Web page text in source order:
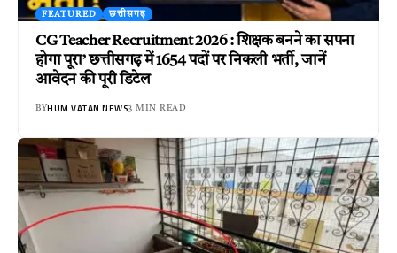
FEATURED छत्तीसगढ़
CG Teacher Recruitment 2026 : शिक्षक बनने का सपना
होगा पूरा’ छत्तीसगढ़ में 1654 पदों पर निकली भर्ती, जानें
आवेदन की पूरी डिटेल
BYHUM VATAN NEWS3 MIN READ